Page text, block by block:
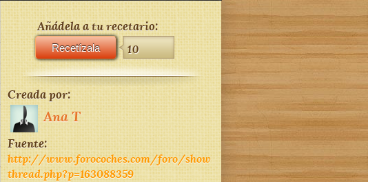
Añádela a tu recetario:
Recetízala 10
Creada por:
Ana T
Fuente:
http://www.forocoches.com/foro/show
thread.php?p=163088359